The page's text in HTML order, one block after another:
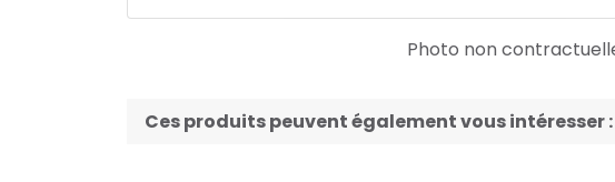
Photo non
Ces produits peuvent également vous intéresser :